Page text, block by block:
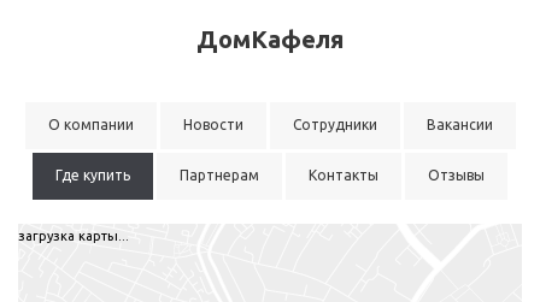
ДомКафеля
О компании Новости Сотрудники Вакансии
Где купить Партнерам Контакты Отзывы
загрузка карты...